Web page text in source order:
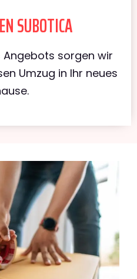
SUBOTICA
sorgen wir
Umzug in Ihr neues